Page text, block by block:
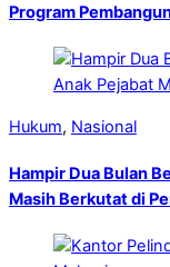
Program
Hukum, Nasional
Hampir Dua Bulan
Masih Berkutat di